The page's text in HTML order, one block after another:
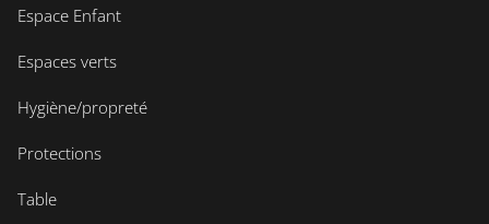
Espace Enfant
Espaces verts
Hygiène/propreté
Protections
Table